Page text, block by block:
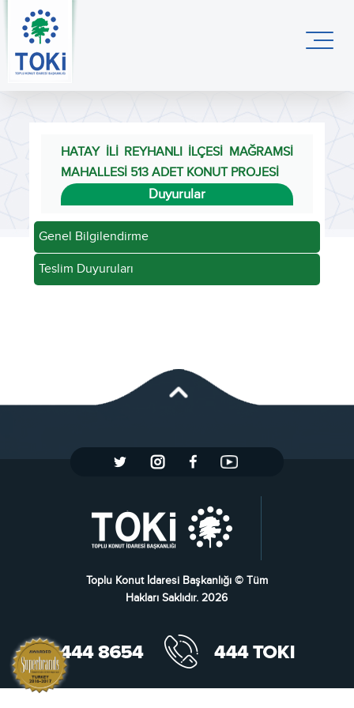
HATAY İLİ REYHANLI İLÇESİ MAĞRAMSİ
MAHALLESİ 513 ADET KONUT PROJESİ
Duyurular
Genel Bilgilendirme
Teslim Duyuruları
Toplu Konut İdaresi Başkanlığı © Tüm
Hakları Saklıdır. 2026